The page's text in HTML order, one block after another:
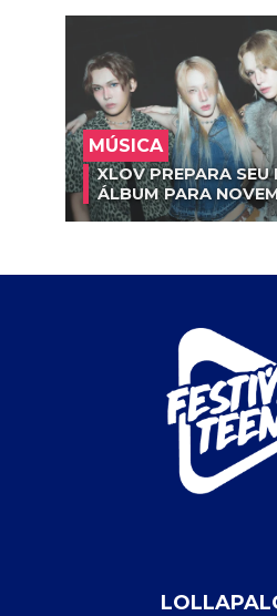
MÚSICA
XLOV PREPARA SEU
ÁLBUM PARA